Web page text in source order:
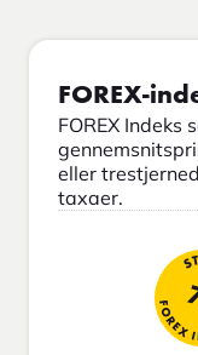
FOREX-
FOREX Indeks
eller
taxaer.